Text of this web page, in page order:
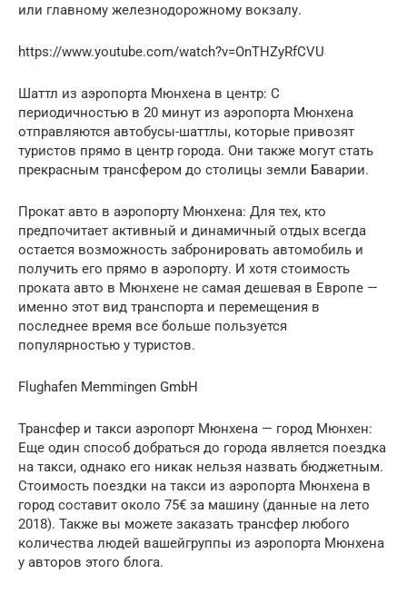
или главному железнодорожному вокзалу.
https://www.youtube.com/watch?v=OnTHZyRfCVU
Шаттл из аэропорта Мюнхена в центр: С
периодичностью в 20 минут из аэропорта Мюнхена
отправляются автобусы-шаттлы, которые привозят
туристов прямо в центр города. Они также могут стать
прекрасным трансфером до столицы земли Баварии.
Прокат авто в аэропорту Мюнхена: Для тех, кто
предпочитает активный и динамичный отдых всегда
остается возможность забронировать автомобиль и
получить его прямо в аэропорту. И хотя стоимость
проката авто в Мюнхене не самая дешевая в Европе —
именно этот вид транспорта и перемещения в
последнее время все больше пользуется
популярностью у туристов.
Flughafen Memmingen GmbH
Трансфер и такси аэропорт Мюнхена — город Мюнхен:
Еще один способ добраться до города является поездка
на такси, однако его никак нельзя назвать бюджетным.
Стоимость поездки на такси из аэропорта Мюнхена в
город составит около 75€ за машину (данные на лето
2018). Также вы можете заказать трансфер любого
количества людей вашейгруппы из аэропорта Мюнхена
у авторов этого блога.